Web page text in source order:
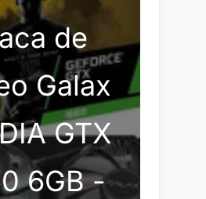
de
Galax
GTX
6GB -